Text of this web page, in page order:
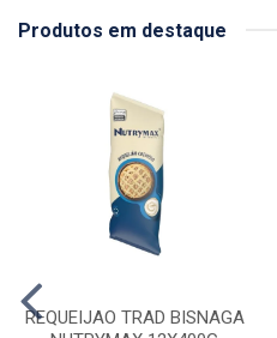
Produtos em destaque
REQUEIJAO TRAD BISNAGA